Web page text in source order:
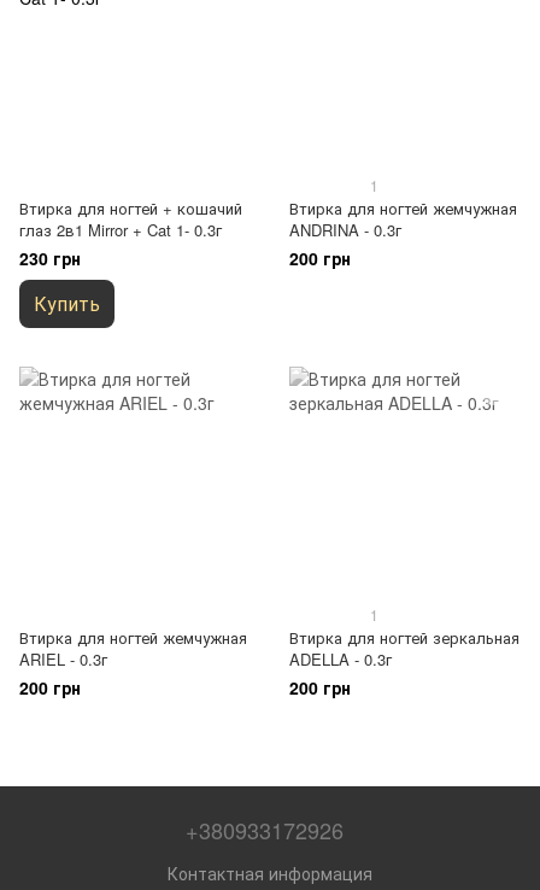
Втирка для ногтей + кошачий
глаз 2в1 Mirror + Cat 1- 0.3г
230 грн
Купить
1
Втирка для ногтей жемчужная
ANDRINA - 0.3г
200 грн
Втирка для ногтей жемчужная
ARIEL - 0.3г
200 грн
1
Втирка для ногтей зеркальная
ADELLA - 0.3г
200 грн
+380933172926
Контактная информация